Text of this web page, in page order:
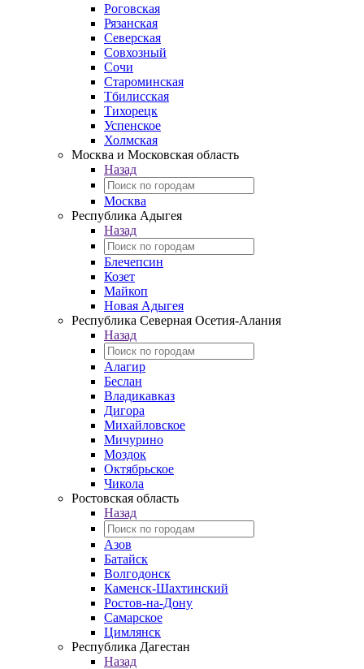
Роговская
Рязанская
Северская
Совхозный
Сочи
Староминская
Тбилисская
Тихорецк
Успенское
Холмская
Москва и Московская область
Назад
Москва
Республика Адыгея
Назад
Блечепсин
Козет
Майкоп
Новая Адыгея
Республика Северная Осетия-Алания
Назад
Алагир
Беслан
Владикавказ
Дигора
Михайловское
Мичурино
Моздок
Октябрьское
Чикола
Ростовская область
Назад
Азов
Батайск
Волгодонск
Каменск-Шахтинский
Ростов-на-Дону
Самарское
Цимлянск
Республика Дагестан
Назад